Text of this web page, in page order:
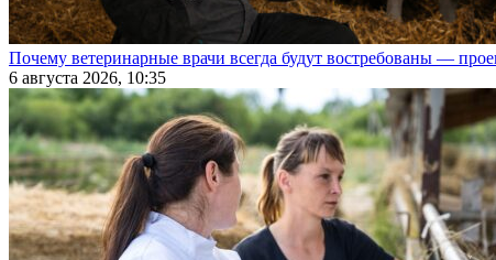
Почему ветеринарные врачи всегда будут востребованы —
6 августа 2026, 10:35